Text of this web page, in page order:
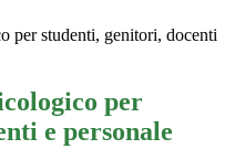
per studenti, genitori, docenti
per
e personale